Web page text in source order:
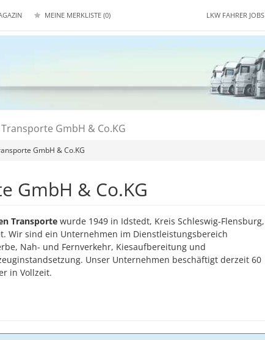
MEINE MERKLISTE (0) LKW FAHRER JOBS
GmbH & Co.KG
GmbH & Co.KG
GmbH & Co.KG
Transportewurde 1949 in Idstedt, Kreis Schleswig-Flensburg,
Wir sind ein Unternehmen im Dienstleistungsbereich
Nah- und Fernverkehr, Kiesaufbereitung und
Unser Unternehmen beschäftigt derzeit 60
in Vollzeit.